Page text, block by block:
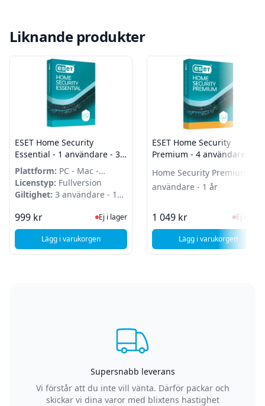
Liknande produkter
ESET Home Security
Essential - 1 användare - 3
år - Attach
Plattform: PC - Mac -
Android
Licenstyp: Fullversion
Giltighet: 3 användare - 1
999 kr Ej i lager, besök produktsidan för
Ej i lager
Lägg i varukorgen, ESET Home Security Essential - 1 användare - 3 år - Attach
ESET Home Security
Premium - 4 användare - 1
Home Security Premium - 4
användare - 1 år
1 049 kr Ej i
Ej i lager
Lägg i varukorgen
, ESET Home
Supersnabb leverans
Vi förstår att du inte vill vänta. Därför packar och
skickar vi dina varor med blixtens hastighet